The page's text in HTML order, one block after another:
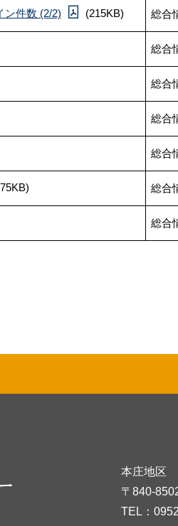
ン件数 (2/2) (215KB) 総合
総合
総合
総合
総合
総合
総合
本庄地区
〒840-
TEL：